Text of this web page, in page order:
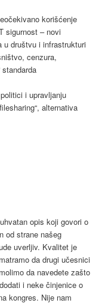
korišćenje
sigurnost – novi
u društvu i infrastrukturi
cenzura,
standarda
i upravljanju
alternativa
opis koji govori o
od strane našeg
uverljiv. Kvalitet je
da drugi učesnici
da navedete zašto
i neke činjenice o
kongres. Nije nam